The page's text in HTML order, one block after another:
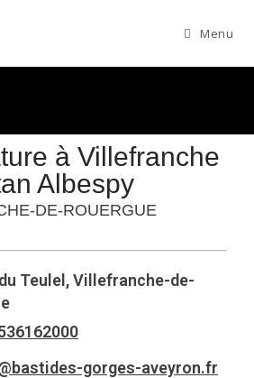
Menu
à Villefranche
Albespy
DE-ROUERGUE
Teulel, Villefranche-de-
gorges-aveyron.fr